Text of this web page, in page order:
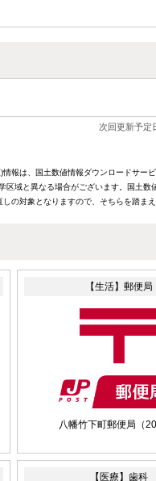
次回更新予定
報は、国土数値情報ダウンロードサ
区域と異なる場合がございます。国土
の対象となりますので、そちらを踏ま
【生活】郵便局
八幡竹下町郵便局 （
【医療】歯科